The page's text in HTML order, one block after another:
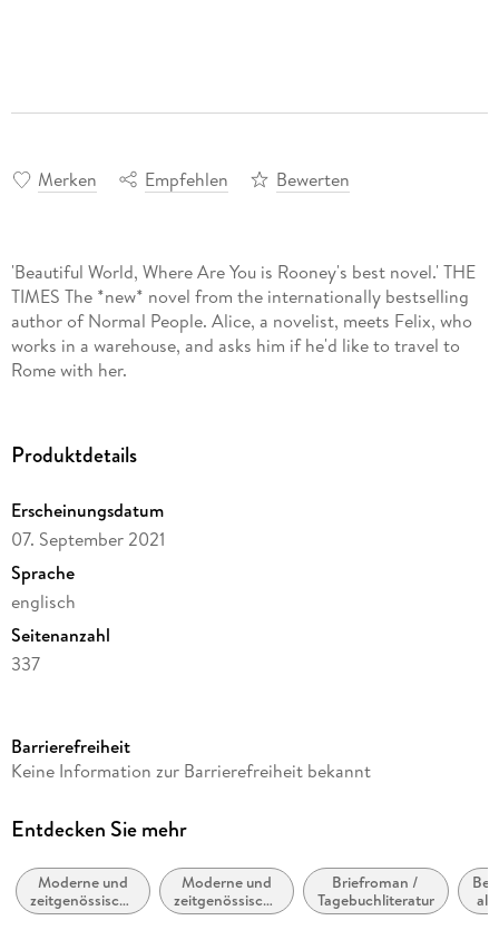
Merken Empfehlen Bewerten
'Beautiful World, Where Are You is Rooney's best novel.' THE
TIMES The *new* novel from the internationally bestselling
author of Normal People. Alice, a novelist, meets Felix, who
works in a warehouse, and asks him if he'd like to travel to
Rome with her.
Produktdetails
Erscheinungsdatum
07. September 2021
Sprache
englisch
Seitenanzahl
337
Verlag/Hersteller
Produktart
Gewicht
458 g
Barrierefreiheit
Keine Information zur Barrierefreiheit bekannt
Entdecken Sie mehr
Moderne und
zeitgenössische
Belletristik:
Moderne und
zeitgenössische
Liebesromane /
Briefroman /
Tagebuchliteratur